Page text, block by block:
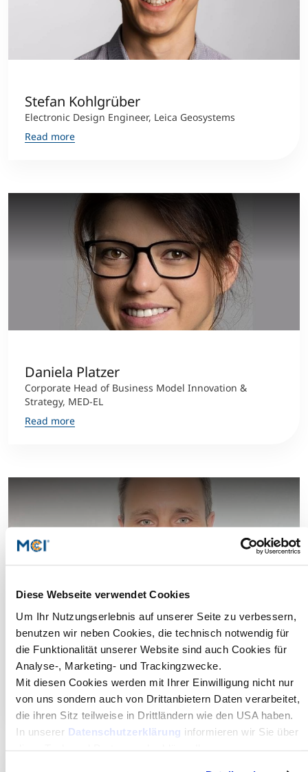
Diese Webseite verwendet Cookies
Um Ihr Nutzungserlebnis auf unserer Seite zu verbessern,
benutzen wir neben Cookies, die technisch notwendig für
die Funktionalität unserer Website sind auch Cookies für
Analyse-, Marketing- und Trackingzwecke.
Mit diesen Cookies werden mit Ihrer Einwilligung nicht nur
von uns sondern auch von Drittanbietern Daten verarbeitet,
die ihren Sitz teilweise in Drittländern wie den USA haben.
In unserer Datenschutzerklärung informieren wir Sie über
Stefan Kohlgrüber
Electronic Design Engineer, Leica Geosystems
Read more
Daniela Platzer
Corporate Head of Business Model Innovation &
Strategy, MED-EL
Read more
Johannes Raitmair
Technical Managing Director, CADFEM (Austria) GmbH